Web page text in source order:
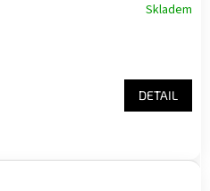
Skladem
DETAIL